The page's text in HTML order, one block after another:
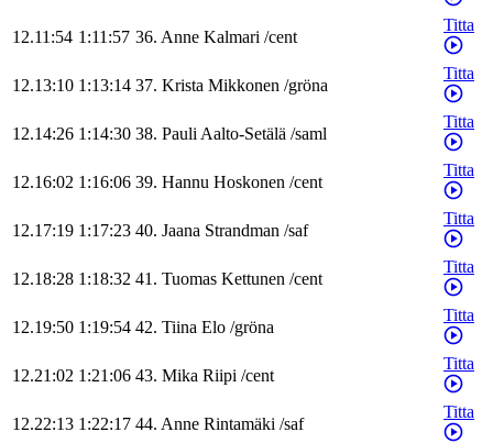
12.11:54 1:11:57 36. Anne Kalmari /cent
Titta
12.13:10 1:13:14 37. Krista Mikkonen /gröna
Titta
12.14:26 1:14:30 38. PauliAalto-Setälä /saml
Titta
12.16:02 1:16:06 39. Hannu Hoskonen /cent
Titta
12.17:19 1:17:23 40. Jaana Strandman /saf
Titta
12.18:28 1:18:32 41. Tuomas Kettunen /cent
Titta
12.19:50 1:19:54 42. Tiina Elo /gröna
Titta
12.21:02 1:21:06 43. Mika Riipi /cent
Titta
12.22:13 1:22:17 44. Anne Rintamäki /saf
Titta